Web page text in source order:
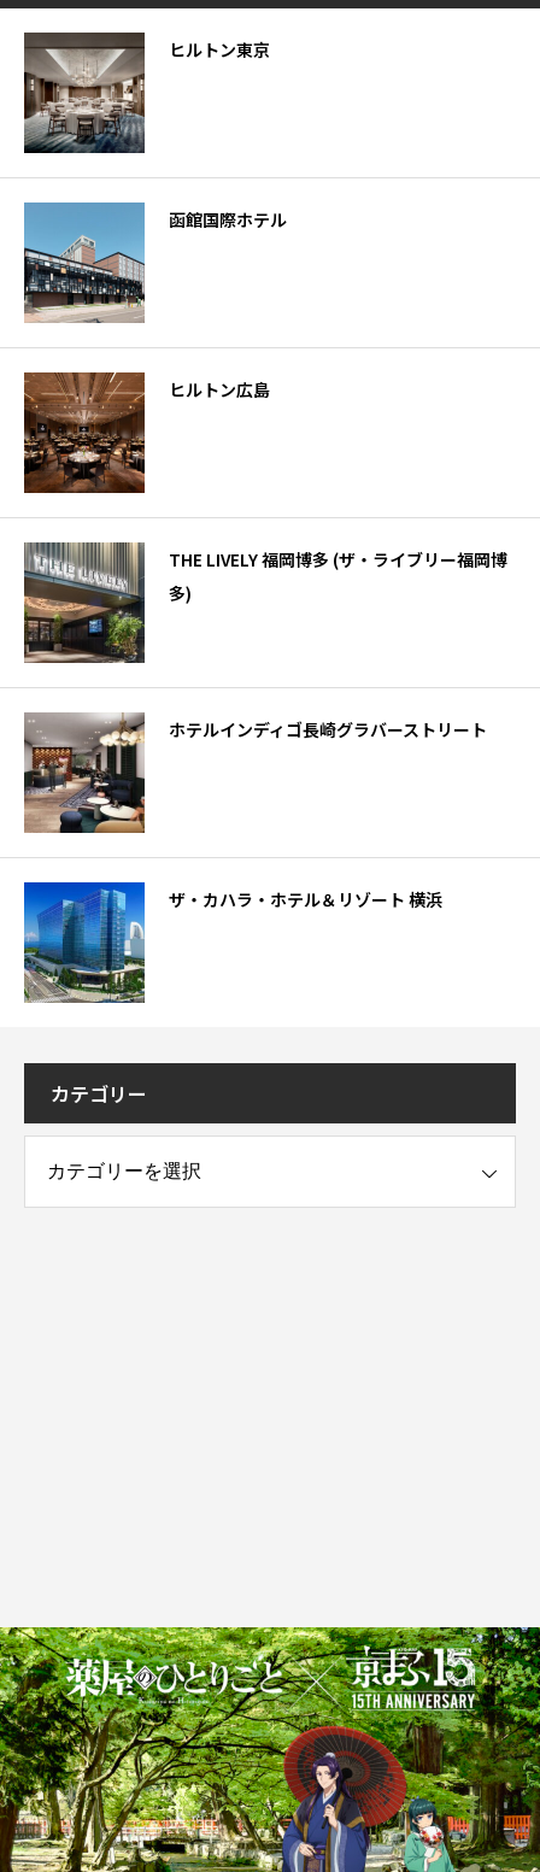
ヒルトン東京
函館国際ホテル
ヒルトン広島
THE LIVELY 福岡博多 (ザ・ライブリー福岡博
多)
ホテルインディゴ長崎グラバーストリート
ザ・カハラ・ホテル＆リゾート 横浜
カテゴリー